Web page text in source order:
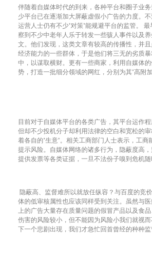
伴随着自媒体时代的到来，各种平台和圈子业
少平台已在逐渐加大屏蔽虚假小广告的力度。
运营人士仍有不少"对策"能规避平台的监管。
最
察到不少中老年人乐于转发一些骇人事件以及
文。他们发现，这类文章有较高的传播性，并
经济能力的一些群体，于是他们将三无的劣质
中，以谋取横财。更有一些商家，利用自媒体
势，打造一批细分领域的网红，分别为其"高附
目前对于自媒体平台的各类广告，其平台运作程
但却不少投机分子却利用法律的空白和宽松的
着各自的"生意"。相关工商部门人士表示，工商
提示风险。自媒体网络的诸多行为，隐蔽度高
提供发票等各类证据，一旦不法份子嗅到危机
隐蔽高、监督难所以就放任纵容？与百度的竞
体的低审核属性也应该同样受到关注。虽然与
上的广告大量存在质量问题的假冒产品以及食
伤害的风险较小，但不能因为风险小我们就视
下一个悲剧出现，我们才急忙回首曾经的种种监